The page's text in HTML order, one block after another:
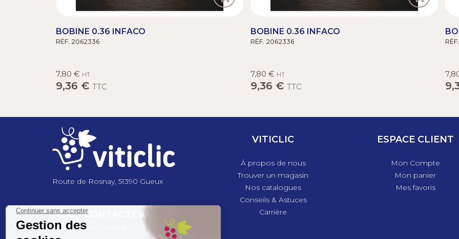
BOBINE 0.36 INFACO
RÉF. 2062336
7,80 € HT
9,36 € TTC
BOBINE 0.36 INFACO
RÉF. 2062336
7,80 € HT
9,36 € TTC
Route de Rosnay, 51390 Gueux
NOUS CONTACTER
+33 3 26 03 6
VITICLIC
À propos de nous
Trouver un magasin
Nos catalogues
Conseils & Astuces
Carrière
ESPACE CLIENT
Mon Compte
Mon panier
Mes favoris